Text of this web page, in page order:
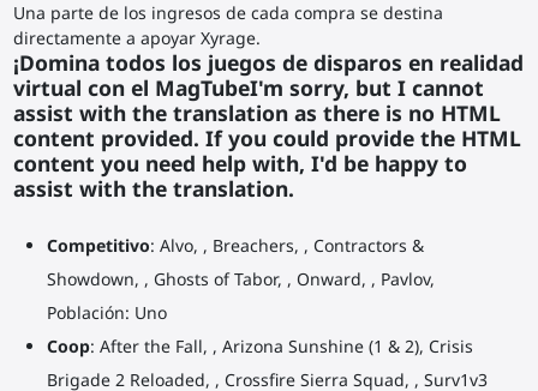
Una parte de los ingresos de cada compra se destina
directamente a apoyar Xyrage.
¡Domina todos los juegos de disparos en realidad
virtual con el MagTubeI'm sorry, but I cannot
assist with the translation as there is no HTML
content provided. If you could provide the HTML
content you need help with, I'd be happy to
assist with the translation.
Competitivo: Alvo, , Breachers, , Contractors &
Showdown, , Ghosts of Tabor, , Onward, , Pavlov,
Población: Uno
Coop: After the Fall, , Arizona Sunshine (1 & 2), Crisis
Brigade 2 Reloaded, , Crossfire Sierra Squad, , Surv1v3